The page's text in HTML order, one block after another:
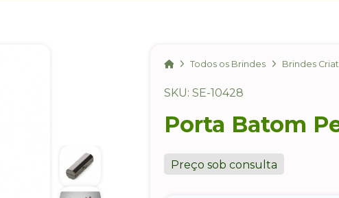
HomeTodos os Brindes Brindes
SKU: SE-10428
Porta Batom
Preço sob consulta